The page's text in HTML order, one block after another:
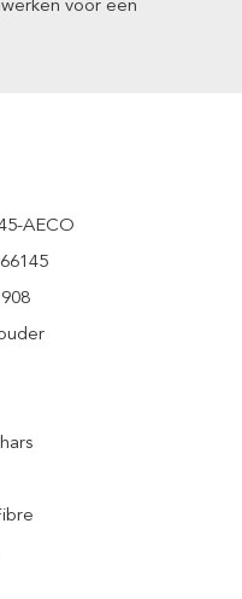
voor een
AECO